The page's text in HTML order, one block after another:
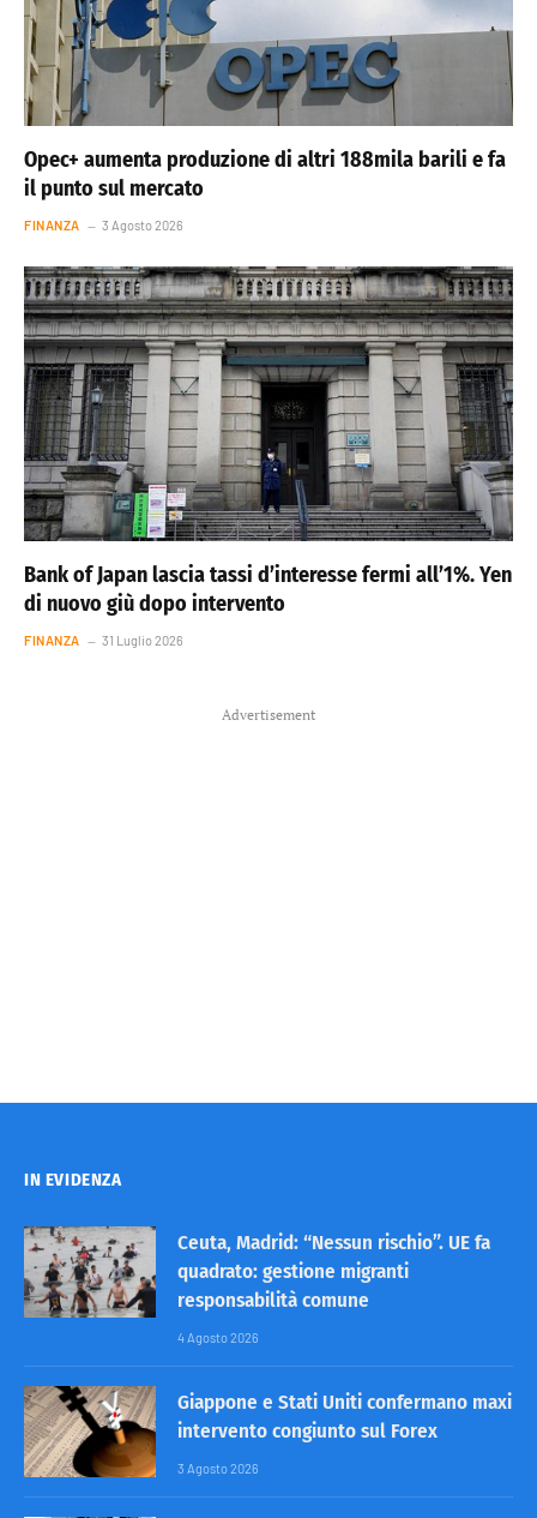
Opec+ aumenta produzione di altri 188mila barili e fa
il punto sul mercato
FINANZA 3 Agosto 2026
Bank of Japan lascia tassi d’interesse fermi all’1%. Yen
di nuovo giù dopo intervento
FINANZA 31 Luglio 2026
Advertisement
IN EVIDENZA
Ceuta, Madrid: “Nessun rischio”. UE fa
quadrato: gestione migranti
responsabilità comune
4 Agosto 2026
Giappone e Stati Uniti confermano maxi
intervento congiunto sul Forex
3 Agosto 2026